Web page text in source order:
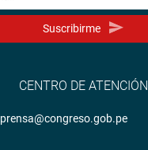
Suscribirme
CENTRO DE ATENCIÓN
prensa@congreso.gob.pe